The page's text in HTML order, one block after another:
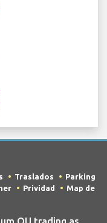
Traslados
Parking
Prividad
Map de